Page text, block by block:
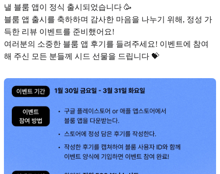
낼 블룸 앱이 정식 출시되었습니다 🥳
블룸 앱 출시를 축하하며 감사한 마음을 나누기 위해, 정성 가
득한 리뷰 이벤트를 준비했어요!
여러분의 소중한 블룸 앱 후기를 들려주세요! 이벤트에 참여
해 주신 모든 분들께 시드 선물을 드립니다 💝